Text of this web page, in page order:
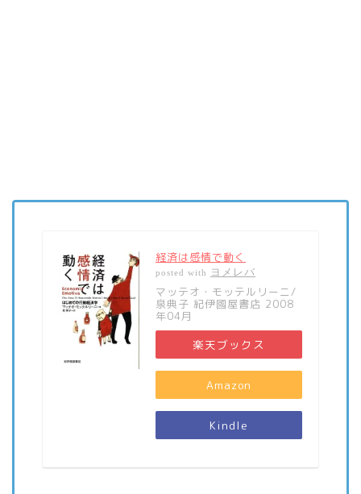
経済は感情で動く
posted with ヨメレバ
マッテオ・モッテルリーニ/
泉典子 紀伊國屋書店 2008
年04月
楽天ブックス
Amazon
Kindle